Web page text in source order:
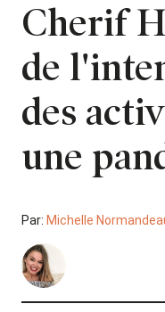
Cherif
de
des
une
Par: Michelle